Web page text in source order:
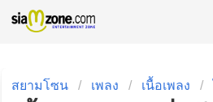
สยามโซน เพลง เนื้อเพลง